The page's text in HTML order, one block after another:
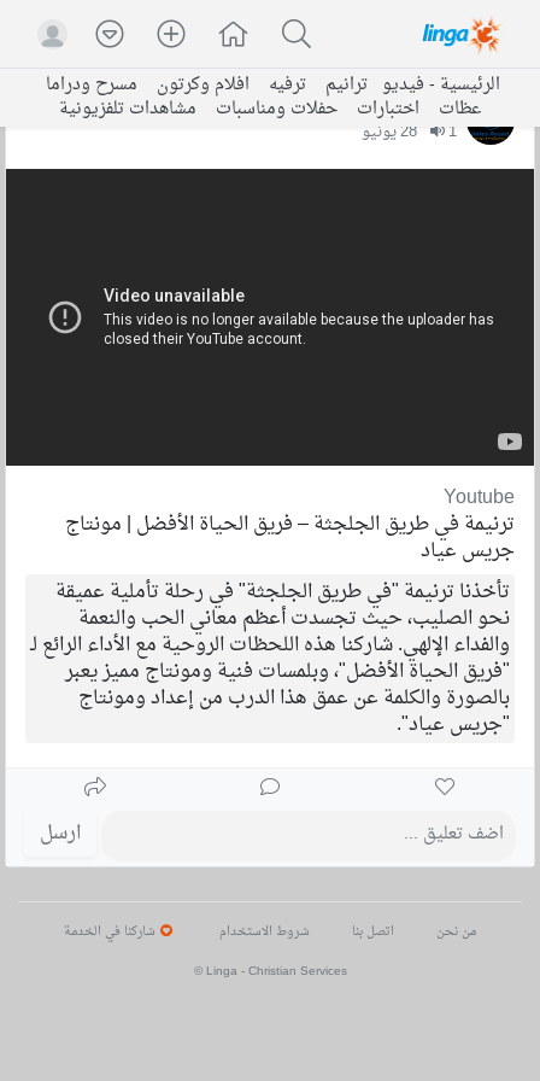
الرئيسية - فيديو ترانيم ترفيه افلام وكرتون مسرح ودراما
عظات اختبارات حفلات ومناسبات مشاهدات تلفزيونية Jeries Ayyad Production
1
Youtube
ترنيمة في طريق الجلجثة – فريق الحياة الأفضل | مونتاج
جريس عياد
تأخذنا ترنيمة "في طريق الجلجثة" في رحلة تأملية عميقة
نحو الصليب، حيث تجسدت أعظم معاني الحب والنعمة
والفداء الإلهي. شاركنا هذه اللحظات الروحية مع الأداء الرائع لـ
"فريق الحياة الأفضل"، وبلمسات فنية ومونتاج مميز يعبر
بالصورة والكلمة عن عمق هذا الدرب من إعداد ومونتاج
"جريس عياد".
ارسل
من نحن اتصل بنا شروط الاستخدام
شاركنا في الخدمة
© Linga - Christian Services